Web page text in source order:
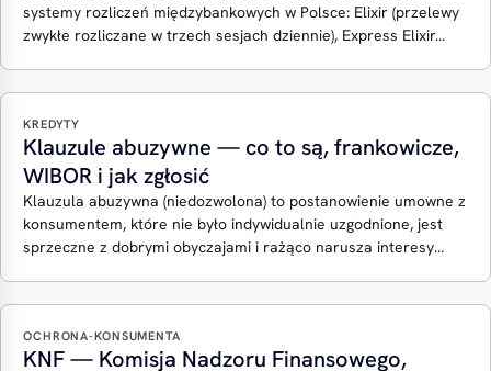
systemy rozliczeń międzybankowych w Polsce: Elixir (przelewy
zwykłe rozliczane w trzech sesjach dziennie), Express Elixir…
KREDYTY
Klauzule abuzywne — co to są, frankowicze,
WIBOR i jak zgłosić
Klauzula abuzywna (niedozwolona) to postanowienie umowne z
konsumentem, które nie było indywidualnie uzgodnione, jest
sprzeczne z dobrymi obyczajami i rażąco narusza interesy…
OCHRONA-KONSUMENTA
KNF — Komisja Nadzoru Finansowego,